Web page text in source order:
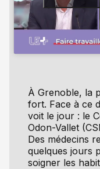
À Grenoble, la
fort. Face à ce
voit le jour : le
Odon-Vallet
Des médecins
quelques jours
soigner les